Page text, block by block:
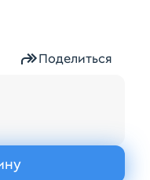
Поделиться